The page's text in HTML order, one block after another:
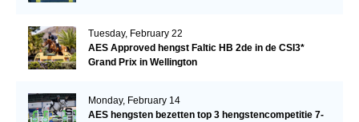
Tuesday, February 22
AES Approved hengst Faltic HB 2de in de CSI3*
Grand Prix in Wellington
Monday, February 14
AES hengsten bezetten top 3 hengstencompetitie 7-